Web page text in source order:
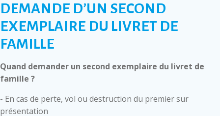
DEMANDE D’UN SECOND
EXEMPLAIRE DU LIVRET DE
FAMILLE
Quand demander un second exemplaire du livret de
famille ?
- En cas de perte, vol ou destruction du premier sur
présentation